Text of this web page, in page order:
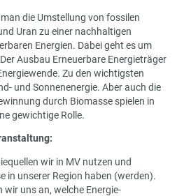
die Umstellung von fossilen
Uran zu einer nachhaltigen
Energien. Dabei geht es um
Ausbau Erneuerbare Energieträger
Zu den wichtigsten
und Sonnenenergie. Aber auch die
durch Biomasse spielen in
gewichtige Rolle.
wir in MV nutzen und
in unserer Region haben (werden).
wir uns an, welche Energie-